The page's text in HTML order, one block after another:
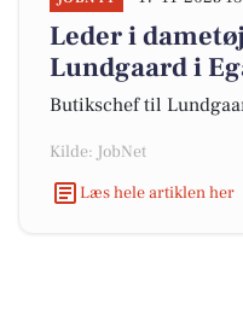
Leder i
Lundgaard i
Butikschef til
Kilde: JobNet
Læs hele artiklen her